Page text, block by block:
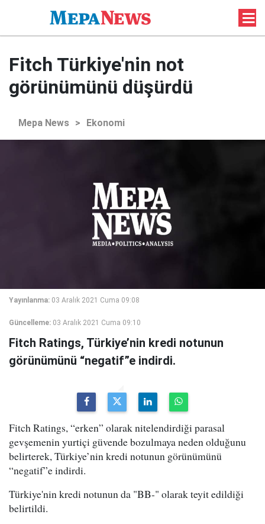
Fitch Türkiye'nin not
görünümünü düşürdü
Mepa News > Ekonomi
Yayınlanma: 03 Aralık 2021 Cuma 09:08
Güncelleme: 03 Aralık 2021 Cuma 09:10
Fitch Ratings, Türkiye’nin kredi notunun
görünümünü “negatif”e indirdi.
Fitch Ratings, “erken” olarak nitelendirdiği parasal
gevşemenin yurtiçi güvende bozulmaya neden olduğunu
belirterek, Türkiye’nin kredi notunun görünümünü
“negatif”e indirdi.
Türkiye'nin kredi notunun da "BB-" olarak teyit edildiği
belirtildi.